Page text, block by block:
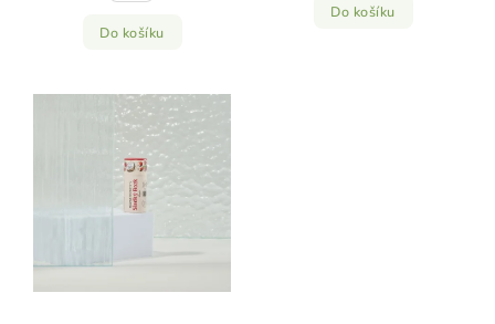
Do košíku
Do košíku